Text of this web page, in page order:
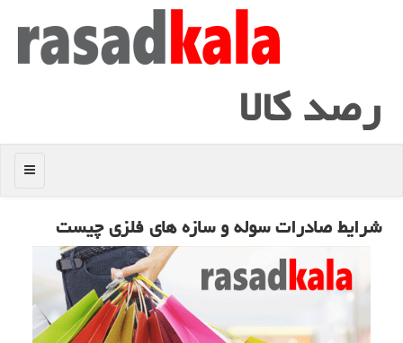
رصد كالا
منو
شرایط صادرات سوله و سازه های فلزی چیست